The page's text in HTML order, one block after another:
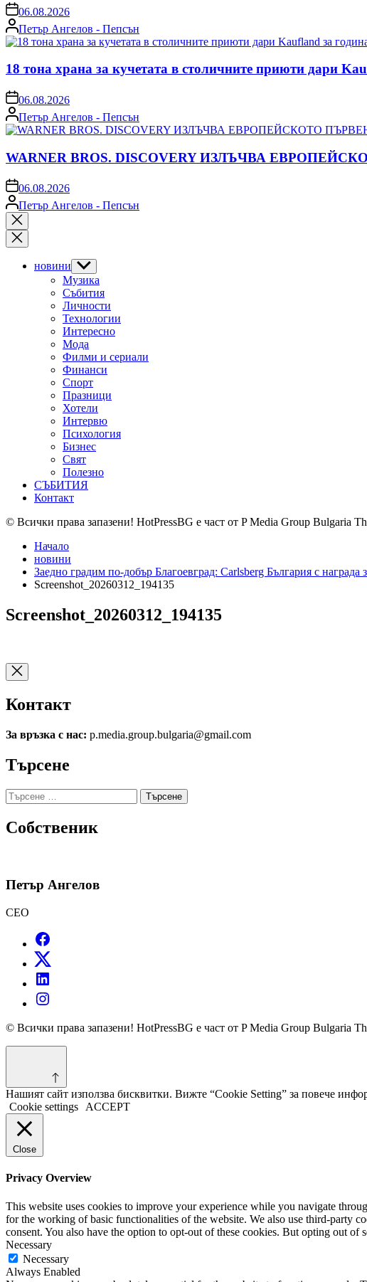
on06.08.2026
Posted
by
Петър Ангелов - Пепсън
18 тона храна за кучетата в столичните приюти дари
on06.08.2026
Posted
by
Петър Ангелов - Пепсън
WARNER BROS. DISCOVERY ИЗЛЪЧВА
on06.08.2026
Posted
by
Петър Ангелов - Пепсън
Close
search
новини Show
sub
menu
Музика
Събития
Личности
Технологии
Интересно
Мода
Филми и сериали
Финанси
Спорт
Празници
Хотели
Интервю
Психология
Бизнес
Свят
Полезно
СЪБИТИЯ
Контакт
© Всички права запазени! HotPressBG е част от P Media Group Bulgaria
Начало
новини
Заедно градим по-добър Благоевград: Carlsberg България с награда
Screenshot_20260312_194135
Screenshot_20260312_194135
Контакт
За връзка с нас: p.media.group.bulgaria@gmail.com
Търсене
Търсене
за:
Собственик
Петър Ангелов
CEO
© Всички права запазени! HotPressBG е част от P Media Group Bulgaria
Нашият сайт използва бисквитки. Вижте “Cookie Setting” за повече
Cookie settings
ACCEPT
Close
Privacy Overview
This website uses cookies to improve your experience while you navigate
for the working of basic functionalities of the website. We also use third-party
consent. You also have the option to opt-out of these cookies. But opting out
Necessary
Necessary
Always Enabled